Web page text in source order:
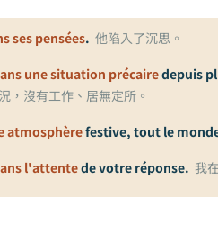
ses pensées. 他陷入了沉思。
une situation précairedepuis
，沒有工作、居無定所。
atmosphèrefestive, tout le
l'attentede votre réponse. 我